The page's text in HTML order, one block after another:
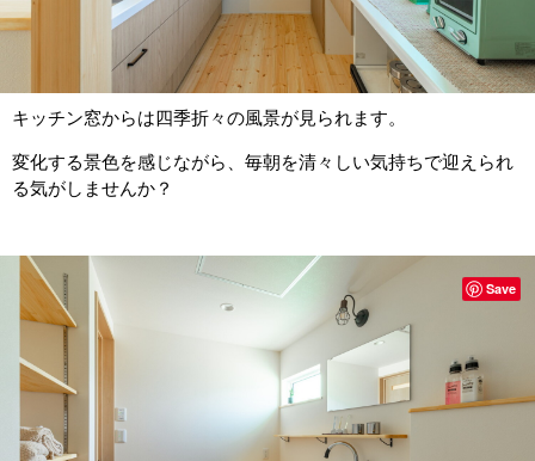
キッチン窓からは四季折々の風景が見られます。
変化する景色を感じながら、毎朝を清々しい気持ちで迎えられ
る気がしませんか？
Save